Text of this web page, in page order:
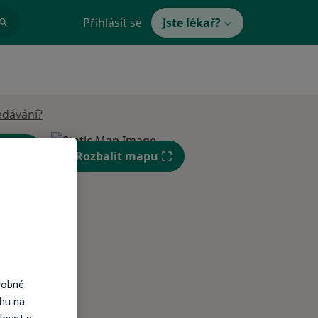
Přihlásit se Jste lékař?
Rozbalit mapu
na